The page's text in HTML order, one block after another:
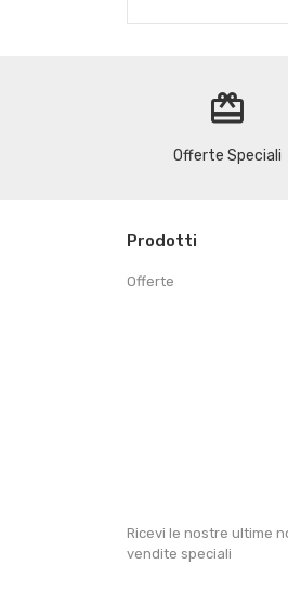
redeem
Offerte Speciali
Prodotti
Offerte
Ricevi le nostre ultime
vendite speciali